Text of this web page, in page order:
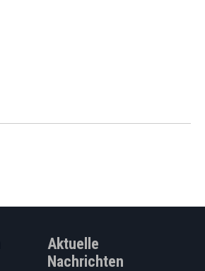
Aktuelle
Nachrichten